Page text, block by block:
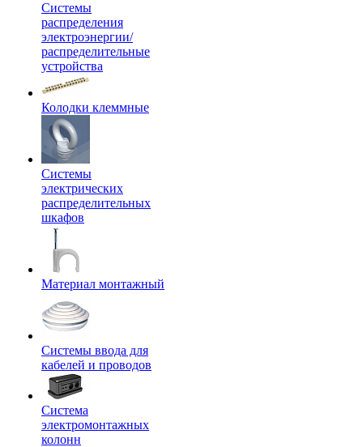
Системы
распределения
электроэнергии/
распределительные
устройства
Колодки клеммные
Системы
электрических
распределительных
шкафов
Материал монтажный
Системы ввода для
кабелей и проводов
Система
электромонтажных
колонн